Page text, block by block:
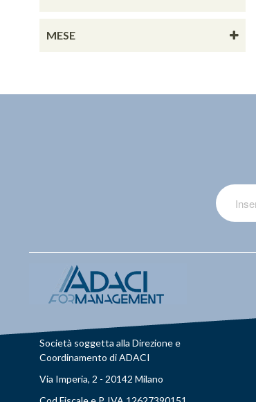
MESE
Società soggetta alla Direzione e
Coordinamento di ADACI
Via Imperia, 2 - 20142 Milano